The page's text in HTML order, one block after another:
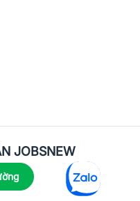
JOBSNEW